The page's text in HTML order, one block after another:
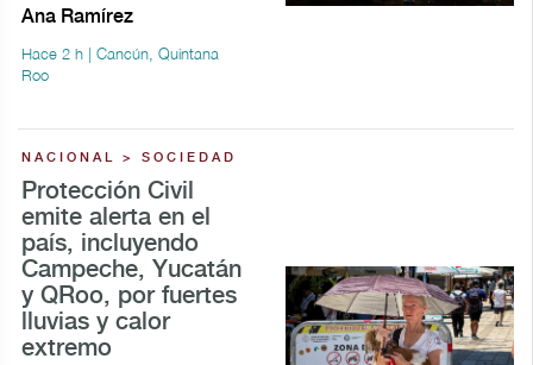
Ana Ramírez
Hace 2 h | Cancún, Quintana
Roo
NACIONAL > SOCIEDAD
Protección Civil
emite alerta en el
país, incluyendo
Campeche, Yucatán
y QRoo, por fuertes
lluvias y calor
extremo